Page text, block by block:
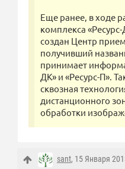
Еще ранее, в ходе
комплекса
создан Центр
получивший
принимает
ДК» и «Ресурс-П».
сквозная
дистанционного
обработки
sant, 15 Января